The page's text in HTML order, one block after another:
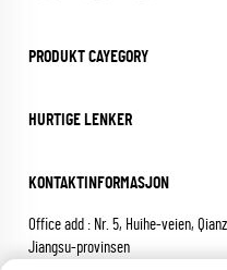
PRODUKT CAYEGORY
HURTIGE LENKER
KONTAKTINFORMASJON
Office add : Nr. 5, Huihe-veien,
Jiangsu-provinsen